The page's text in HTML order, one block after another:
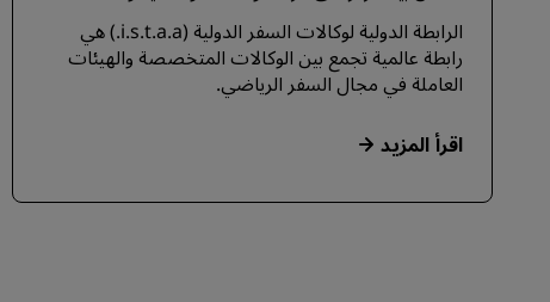
الرابطة الدولية لوكالات السفر الدولية (i.s.t.a.a.) هي
رابطة عالمية تجمع بين الوكالات المتخصصة والهيئات
العاملة في مجال السفر الرياضي.
اقرأ المزيد